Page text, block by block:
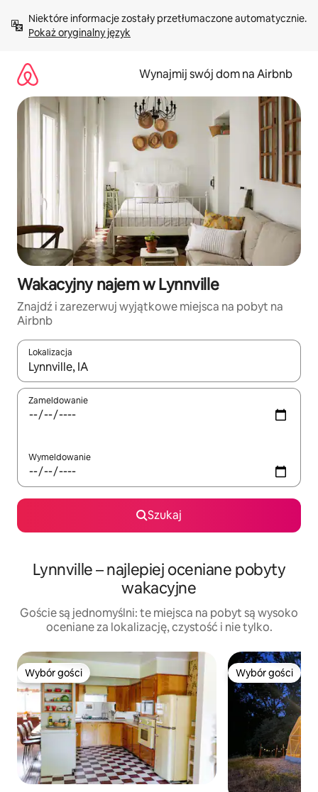
treści Pokaż oryginalny język
Wynajmij swój dom na Airbnb
Wakacyjny najem w Lynnville
Znajdź i zarezerwuj wyjątkowe miejsca na pobyt na
Airbnb
Lokalizacja
Gdy wyniki będą dostępne, możesz poruszać się po nich za
Zameldowanie
Wymeldowanie
Szukaj
Lynnville – najlepiej oceniane pobyty
wakacyjne
Goście są jednomyślni: te miejsca na pobyt są wysoko
oceniane za lokalizację, czystość i nie tylko.
Wybór gości
Wybór gości Wybór gości
Wybór gości